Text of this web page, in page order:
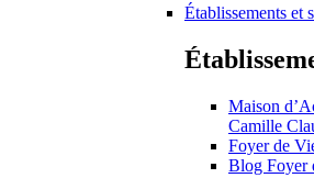
Établissements et
Maison
Camille
Foyer de
Blog Foyer